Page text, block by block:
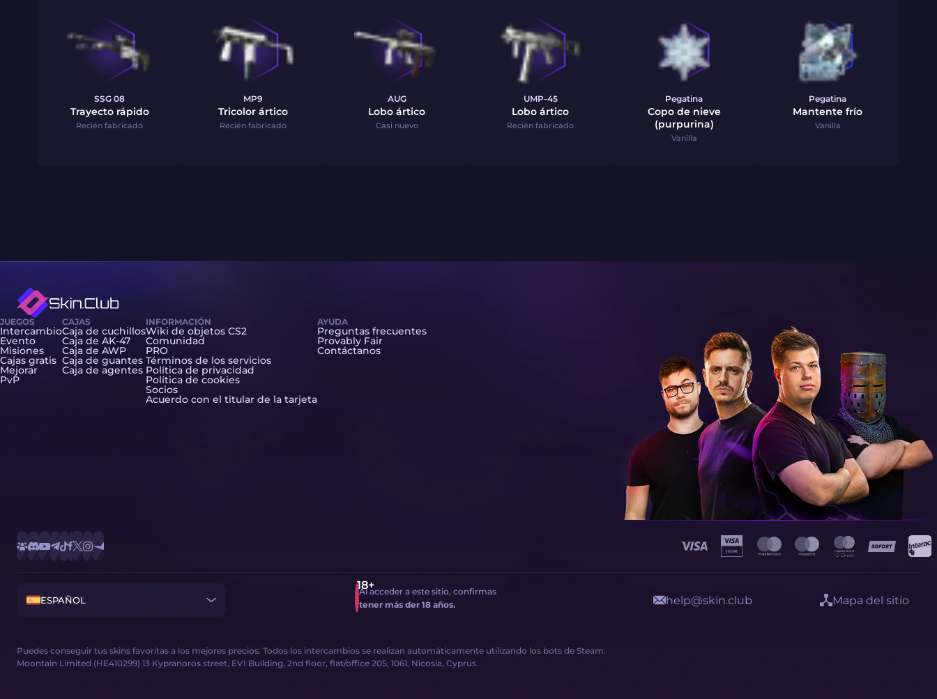
SSG 08
Trayecto rápido
Recién fabricado
MP9
Tricolor ártico
Recién fabricado
AUG
Lobo ártico
Casi nuevo
UMP-45
Lobo ártico
Recién fabricado
Pegatina
Copo de nieve
(purpurina)
Vanilla
Pegatina
Mantente frío
Vanilla
Puedes conseguir tus skins favoritas a los mejores precios. Todos los intercambios se realizan automáticamente utilizando los bots de Steam.
Moontain Limited (HE410299) 13 Kypranoros street, EVI Building, 2nd floor, flat/office 205, 1061, Nicosia, Cyprus.
ESPAÑOL
JUEGOS
Intercambio
Evento
Misiones
Cajas gratis
Mejorar
PvP
CAJAS
Caja de cuchillos
Caja de AK-47
Caja de AWP
Caja de guantes
Caja de agentes
INFORMACIÓN
Wiki de objetos CS2
Comunidad
PRO
Términos de los servicios
Política de privacidad
Política de cookies
Socios
Acuerdo con el titular de la tarjeta
AYUDA
Preguntas frecuentes
Provably Fair
Contáctanos
Al acceder a este sitio, confirmas
tener más der 18 años.
help@skin.club Mapa del sitio